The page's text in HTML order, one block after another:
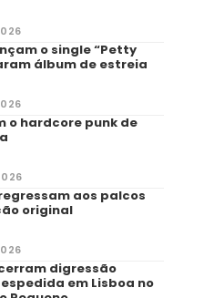
o single “Petty
álbum de estreia
o hardcore punk de
aos palcos
original
digressão
em Lisboa no